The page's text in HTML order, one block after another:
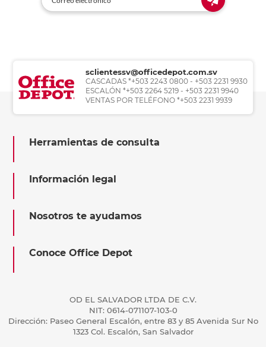
sclientessv@officedepot.com.sv
CASCADAS *+503 2243 0800 - +503 2231 9930
ESCALÓN *+503 2264 5219 - +503 2231 9940
VENTAS POR TELÉFONO *+503 2231 9939
Herramientas de consulta
Información legal
Nosotros te ayudamos
Conoce Office Depot
OD EL SALVADOR LTDA DE C.V.
NIT: 0614-071107-103-0
Dirección: Paseo General Escalón, entre 83 y 85 Avenida Sur No
1323 Col. Escalón, San Salvador